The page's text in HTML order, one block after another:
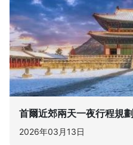
首爾近郊兩天一夜行程規
2026年03月13日